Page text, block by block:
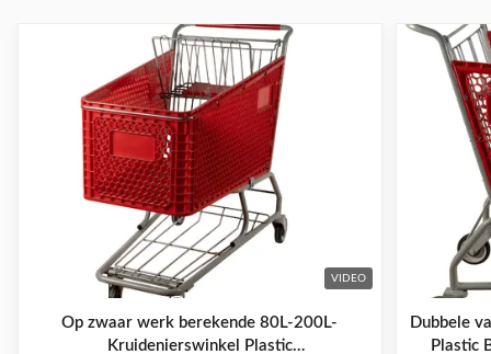
VIDEO
Op zwaar werk berekende 80L-200L-
Kruidenierswinkel Plastic
Dubbele
Plastic